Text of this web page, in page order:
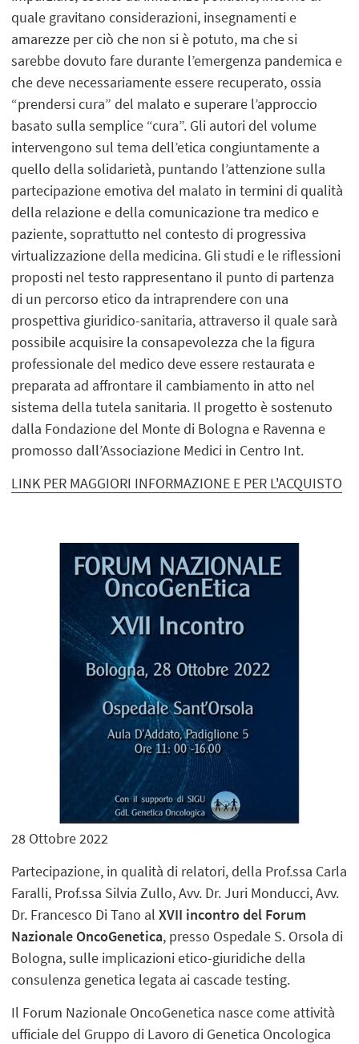
quale gravitano considerazioni, insegnamenti e
amarezze per ciò che non si è potuto, ma che si
sarebbe dovuto fare durante l’emergenza pandemica e
che deve necessariamente essere recuperato, ossia
“prendersi cura” del malato e superare l’approccio
basato sulla semplice “cura”. Gli autori del volume
intervengono sul tema dell’etica congiuntamente a
quello della solidarietà, puntando l’attenzione sulla
partecipazione emotiva del malato in termini di qualità
della relazione e della comunicazione tra medico e
paziente, soprattutto nel contesto di progressiva
virtualizzazione della medicina. Gli studi e le riflessioni
proposti nel testo rappresentano il punto di partenza
di un percorso etico da intraprendere con una
prospettiva giuridico-sanitaria, attraverso il quale sarà
possibile acquisire la consapevolezza che la figura
professionale del medico deve essere restaurata e
preparata ad affrontare il cambiamento in atto nel
sistema della tutela sanitaria. Il progetto è sostenuto
dalla Fondazione del Monte di Bologna e Ravenna e
promosso dall’Associazione Medici in Centro Int.
LINK PER MAGGIORI INFORMAZIONE E PER L'ACQUISTO
28 Ottobre 2022
Partecipazione, in qualità di relatori, della Prof.ssa Carla
Faralli, Prof.ssa Silvia Zullo, Avv. Dr. Juri Monducci, Avv.
Dr. Francesco Di Tano alXVII incontro del Forum
Nazionale OncoGenetica, presso Ospedale S. Orsola di
Bologna, sulle implicazioni etico-giuridiche della
consulenza genetica legata ai cascade testing.
Il Forum Nazionale OncoGenetica nasce come attività
ufficiale del Gruppo di Lavoro di Genetica Oncologica